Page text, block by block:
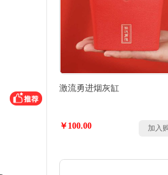
激流勇进烟灰缸
￥100.00 加入